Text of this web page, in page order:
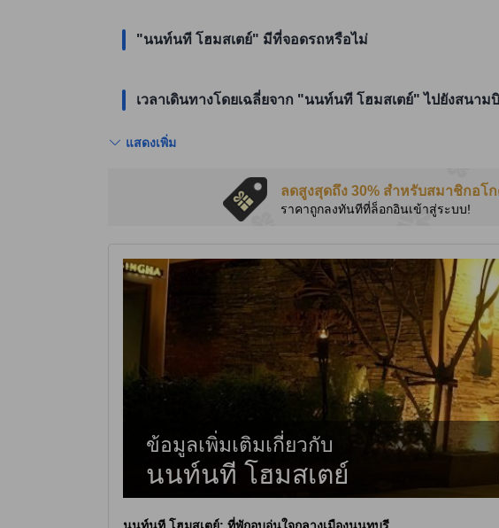
"นนท์นที โฮมสเตย์" มีที่จอดรถหรือไม่
เวลาเดินทางโดยเฉลี่ยจาก "นนท์นที โฮมสเตย์" ไปยังสนา
แสดงเพิ่ม
ลดสูงสุดถึง 30% สำหรับสมาชิกอโ
ราคาถูกลงทันทีที่ล็อกอินเข้าสู่ระบบ!
ข้อมูลเพิ่มเติมเกี่ยวกับ
นนท์นที โฮมสเตย์